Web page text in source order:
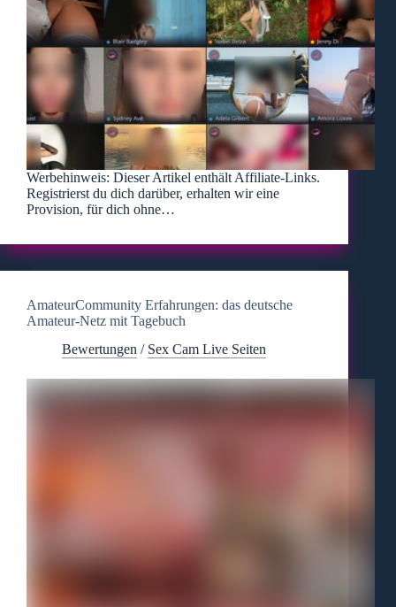
Werbehinweis: Dieser Artikel enthält Affiliate-Links.
Registrierst du dich darüber, erhalten wir eine
Provision, für dich ohne…
AmateurCommunity Erfahrungen: das deutsche
Amateur-Netz mit Tagebuch
Bewertungen / Sex Cam Live Seiten